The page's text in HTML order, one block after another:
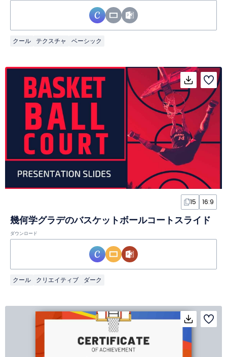
クール テクスチャ ベーシック
15 16:9
幾何学グラデのバスケットボールコートスライド
ダウンロード
クール クリエイティブ ダーク